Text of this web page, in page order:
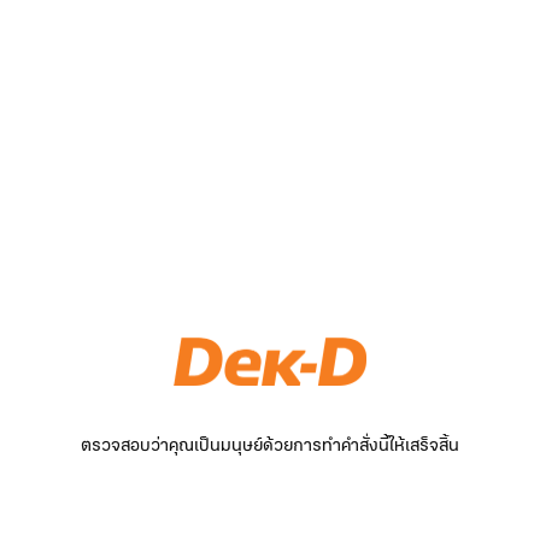
ตรวจสอบว่าคุณเป็นมนุษย์ด้วยการทำคำสั่งนี้ให้เสร็จสิ้น